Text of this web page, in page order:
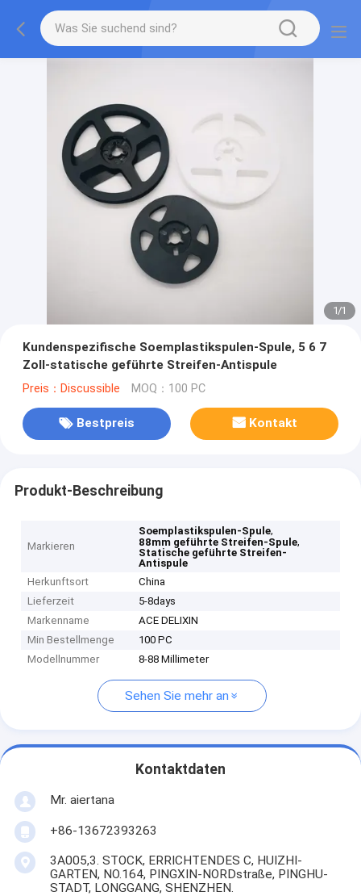
1/1
Kundenspezifische Soemplastikspulen-Spule, 5 6 7
Zoll-statische geführte Streifen-Antispule
Preis：Discussible MOQ：100 PC
Bestpreis Kontakt
Produkt-Beschreibung
Markieren
Soemplastikspulen-Spule,
88mm geführte Streifen-Spule,
Statische geführte Streifen-
Antispule
Herkunftsort
China
Lieferzeit
5-8days
Markenname
ACE DELIXIN
Min Bestellmenge
100 PC
Modellnummer
8-88 Millimeter
Sehen Sie mehr an
Kontaktdaten
Mr. aiertana
+86-13672393263
3A005,3. STOCK, ERRICHTENDES C, HUIZHI-
GARTEN, NO.164, PINGXIN-NORDstraße, PINGHU-
STADT, LONGGANG, SHENZHEN.